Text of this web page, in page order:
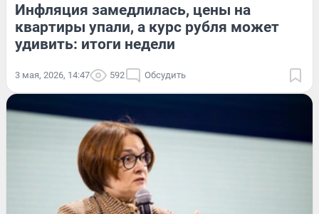
Инфляция замедлилась, цены на
квартиры упали, а курс рубля может
удивить: итоги недели
3 мая, 2026, 14:47 592 Обсудить